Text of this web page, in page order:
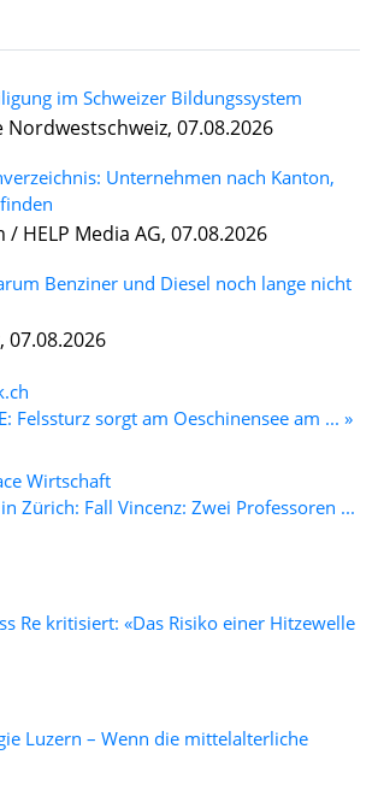
im Schweizer Bildungssystem
Nordwestschweiz, 07.08.2026
Unternehmen nach Kanton,
HELP Media AG, 07.08.2026
Benziner und Diesel noch lange nicht
07.08.2026
Felssturz sorgt am Oeschinensee am ... »
Zürich: Fall Vincenz: Zwei Professoren ...
Re kritisiert: «Das Risiko einer Hitzewelle
Luzern – Wenn die mittelalterliche